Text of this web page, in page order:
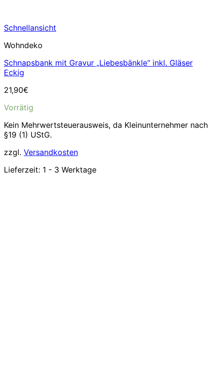
Schnellansicht
Wohndeko
Schnapsbank mit Gravur „Liebesbänkle“ inkl. Gläser
Eckig
21,90€
Vorrätig
Kein Mehrwertsteuerausweis, da Kleinunternehmer nach
§19 (1) UStG.
zzgl. Versandkosten
Lieferzeit: 1 - 3 Werktage